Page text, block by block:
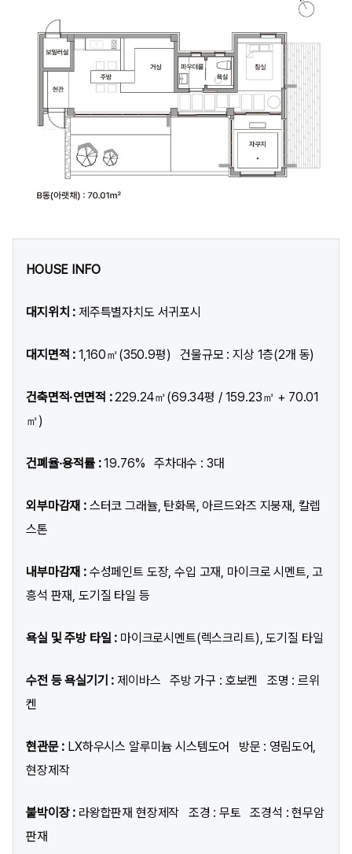
HOUSE INFO
대지위치 : 제주특별자치도 서귀포시
대지면적 : 1,160㎡(350.9평) 건물규모 : 지상 1층(2개 동)
건축면적·연면적 :229.24㎡(69.34평 / 159.23㎡ + 70.01
㎡)
건폐율·용적률 :19.76% 주차대수 : 3대
외부마감재 :스터코 그래뉼, 탄화목, 아르드와즈 지붕재, 칼렙
스톤
내부마감재 : 수성페인트 도장, 수입 고재, 마이크로 시멘트, 고
흥석 판재, 도기질 타일 등
욕실 및 주방 타일 : 마이크로시멘트(렉스크리트), 도기질 타일
수전 등 욕실기기 :제이바스 주방 가구 : 호보켄 조명 : 르위
켄
현관문 : LX하우시스 알루미늄 시스템도어 방문 : 영림도어,
현장제작
붙박이장 : 라왕합판재 현장제작 조경 : 무토 조경석 : 현무암
판재